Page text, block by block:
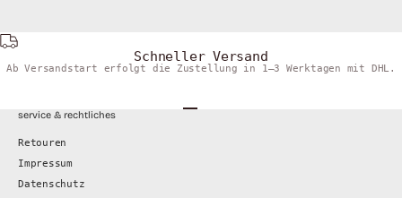
Schneller Versand
Ab Versandstart erfolgt die Zustellung in 1–3 Werktagen mit DHL.
service & rechtliches
Retouren
Impressum
Datenschutz